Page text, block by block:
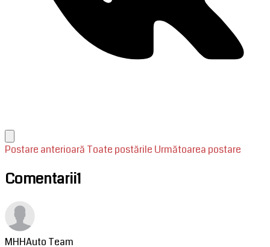
Postare anterioară Toate postările Următoarea postare
Comentarii1
MHHAuto Team